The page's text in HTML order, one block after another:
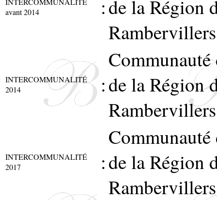
avant 2014
:de la Région
Rambervillers
INTERCOMMUNALITÉ
2014
:
Communauté
de la Région
Rambervillers
INTERCOMMUNALITÉ
2017
:
Communauté
de la Région
Rambervillers